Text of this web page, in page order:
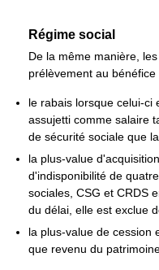
Régime social
De la même manière,
prélèvement au
le rabais lorsque celui-ci
assujetti comme salaire
de sécurité sociale que
la plus-value
d'indisponibilité de
sociales, CSG et CRDS
du délai, elle est exclue
la plus-value de cession
que revenu du